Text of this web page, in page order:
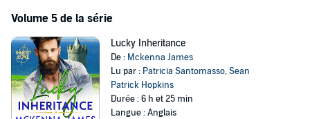
Volume 5 de la série
Lucky Inheritance
De : Mckenna James
Lu par : Patricia Santomasso,Sean
Patrick Hopkins
Durée : 6 h et 25 min
Langue : Anglais